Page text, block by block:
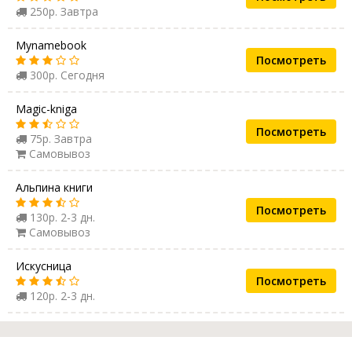
250р. Завтра
Mynamebook
300р. Сегодня
Посмотреть
Magic-kniga
75р. Завтра
Самовывоз
Посмотреть
Альпина книги
130р. 2-3 дн.
Самовывоз
Посмотреть
Искусница
120р. 2-3 дн.
Посмотреть